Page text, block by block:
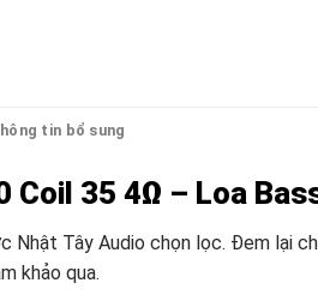
tin bổ sung
Coil 35 4Ω – Loa
Nhật Tây Audio chọn lọc. Đem lại
khảo qua.